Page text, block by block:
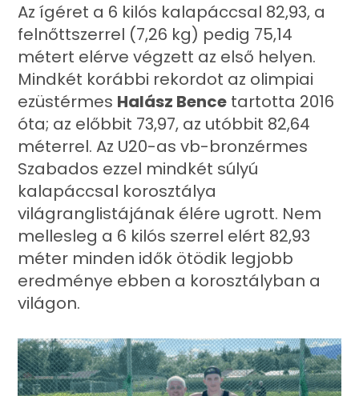
Az ígéret a 6 kilós kalapáccsal 82,93, a
felnőttszerrel (7,26 kg) pedig 75,14
métert elérve végzett az első helyen.
Mindkét korábbi rekordot az olimpiai
ezüstérmes Halász Bence tartotta 2016
óta; az előbbit 73,97, az utóbbit 82,64
méterrel. Az U20-as vb-bronzérmes
Szabados ezzel mindkét súlyú
kalapáccsal korosztálya
világranglistájának élére ugrott. Nem
mellesleg a 6 kilós szerrel elért 82,93
méter minden idők ötödik legjobb
eredménye ebben a korosztályban a
világon.